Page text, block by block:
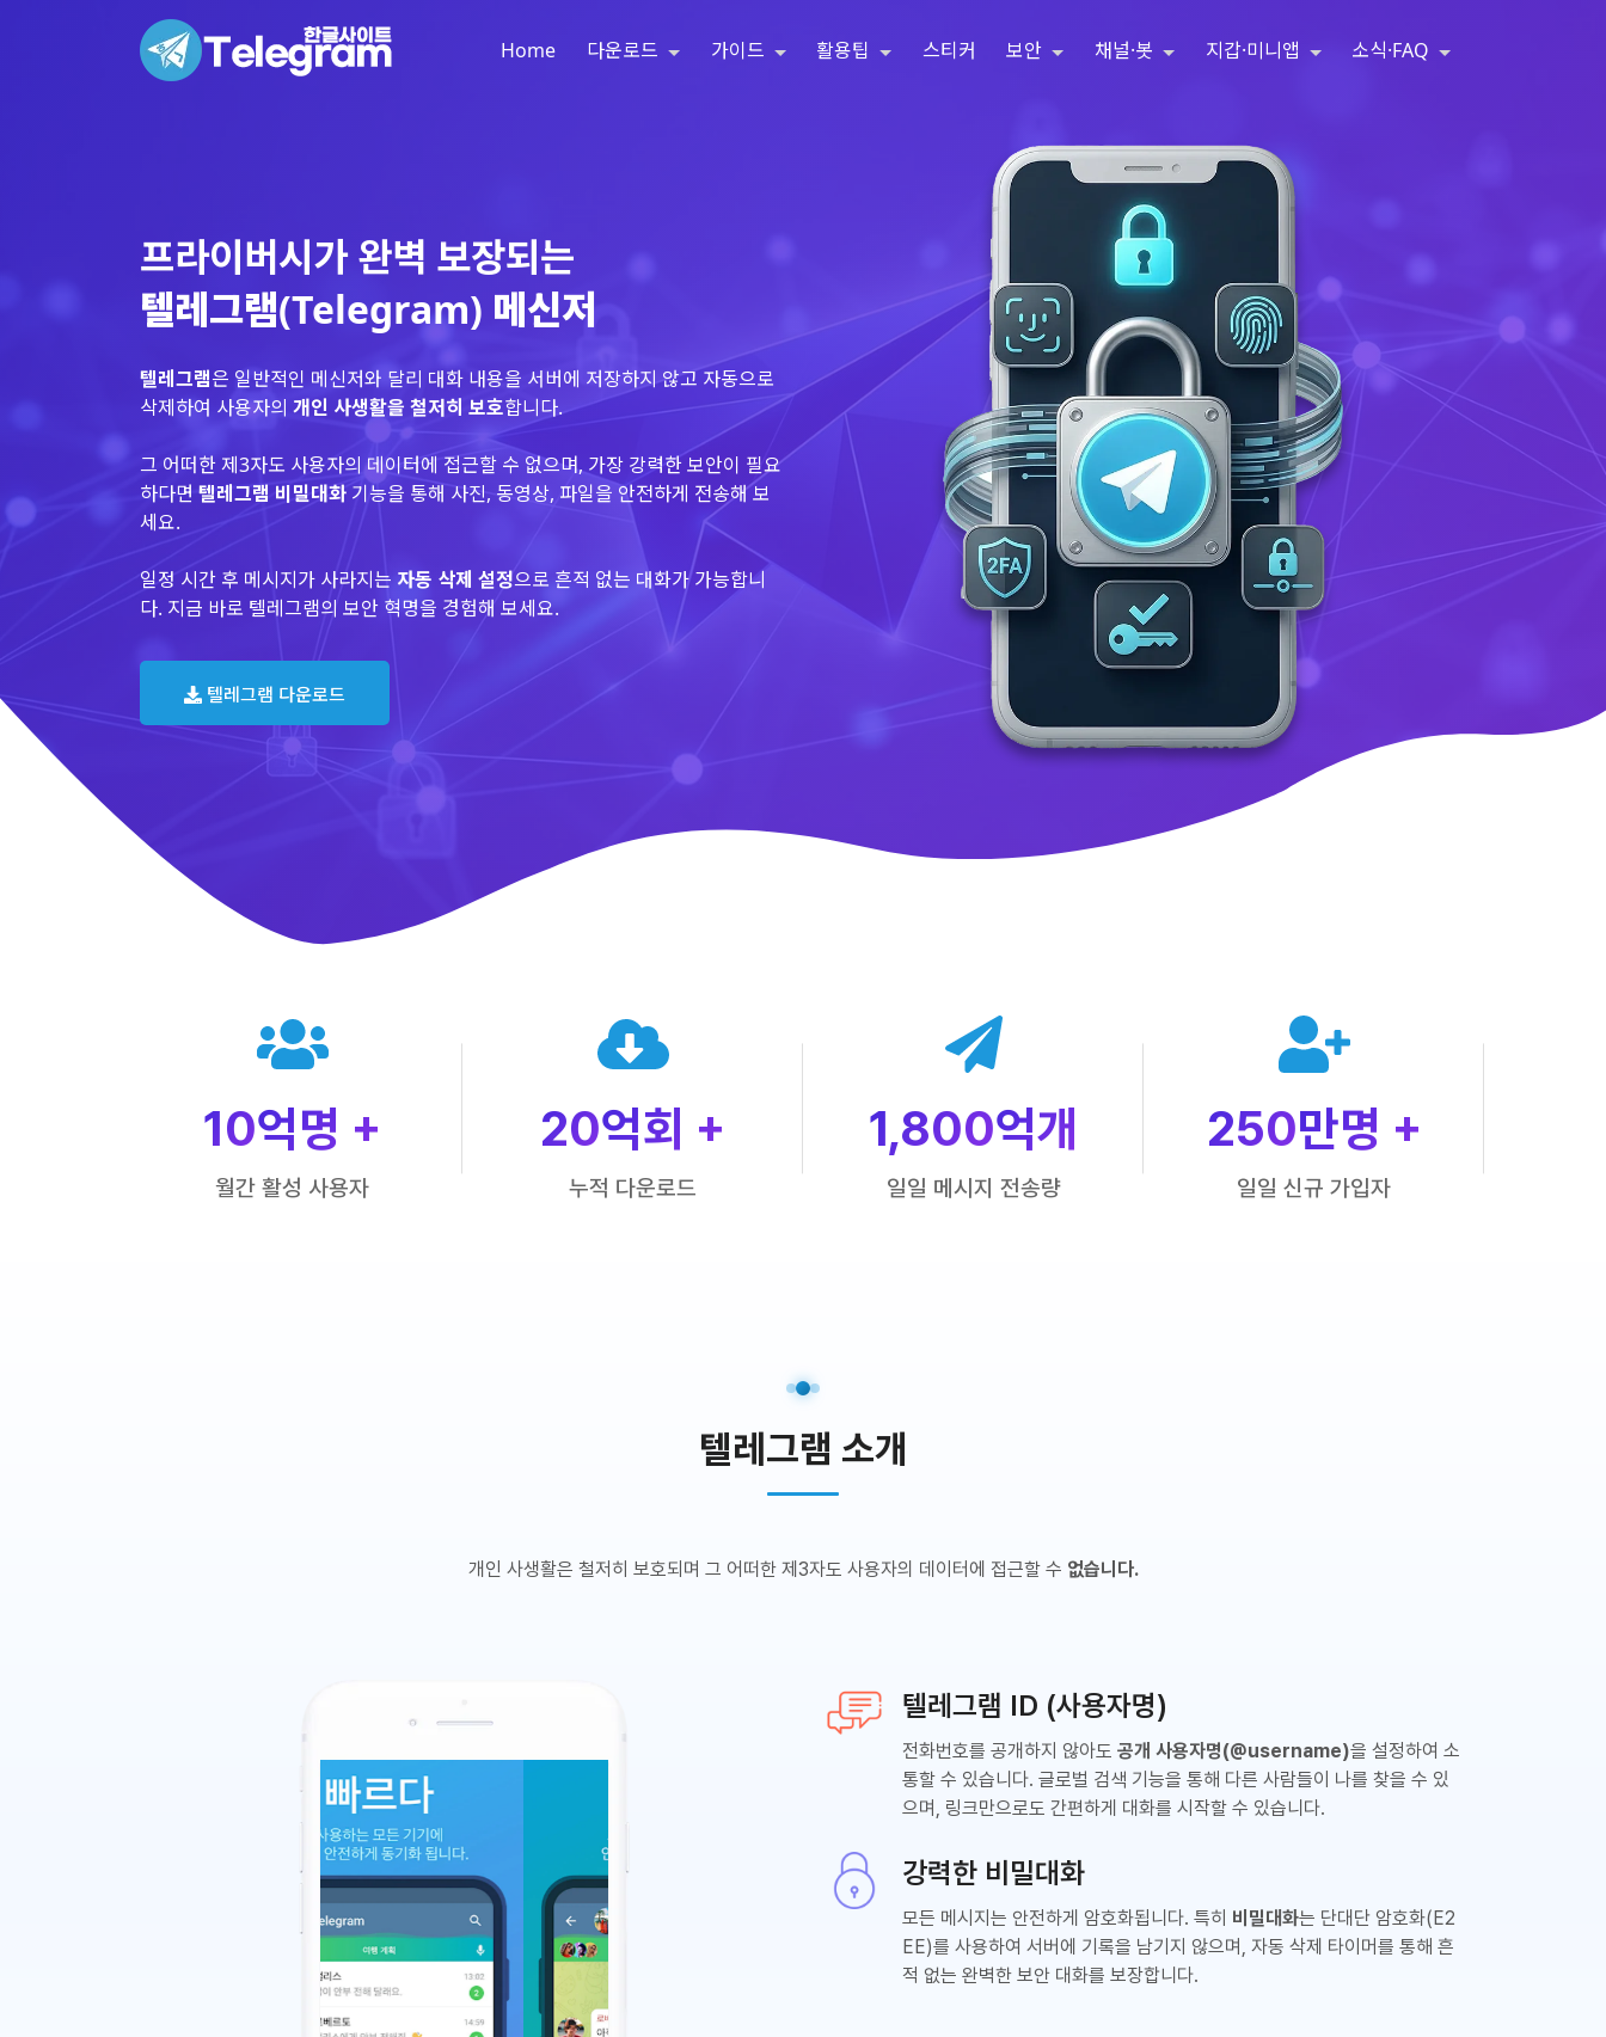
Home 다운로드 가이드 활용팁 스티커 보안 채널·봇 지갑·미니앱 소식·FAQ
프라이버시가 완벽 보장되는
텔레그램(Telegram) 메신저
텔레그램은 일반적인 메신저와 달리 대화 내용을 서버에 저장하지 않고 자동으로
삭제하여 사용자의 개인 사생활을 철저히 보호합니다.
그 어떠한 제3자도 사용자의 데이터에 접근할 수 없으며, 가장 강력한 보안이 필요
하다면 텔레그램 비밀대화 기능을 통해 사진, 동영상, 파일을 안전하게 전송해 보
세요.
일정 시간 후 메시지가 사라지는 자동 삭제 설정으로 흔적 없는 대화가 가능합니
다. 지금 바로 텔레그램의 보안 혁명을 경험해 보세요.
텔레그램 다운로드
텔레그램 글로벌 이용 통계
10억명 +
월간 활성 사용자
20억회 +
누적 다운로드
1,800억개
일일 메시지 전송량
250만명 +
일일 신규 가입자
텔레그램 소개
개인 사생활은 철저히 보호되며 그 어떠한 제3자도 사용자의 데이터에 접근할 수 없습니다.
텔레그램 ID (사용자명)
전화번호를 공개하지 않아도 공개 사용자명(@username)을 설정하여 소
통할 수 있습니다. 글로벌 검색 기능을 통해 다른 사람들이 나를 찾을 수 있
으며, 링크만으로도 간편하게 대화를 시작할 수 있습니다.
강력한 비밀대화
모든 메시지는 안전하게 암호화됩니다. 특히 비밀대화는 단대단 암호화(E2
EE)를 사용하여 서버에 기록을 남기지 않으며, 자동 삭제 타이머를 통해 흔
적 없는 완벽한 보안 대화를 보장합니다.